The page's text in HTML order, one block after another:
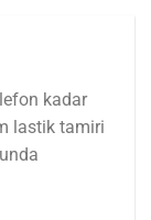
kadar
lastik tamiri